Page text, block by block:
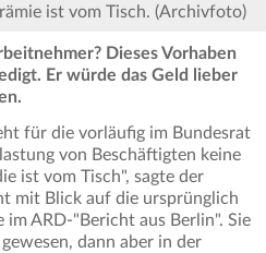
ist vom Tisch. (Archivfoto)
Dieses Vorhaben
Er würde das Geld lieber
für die vorläufig im Bundesrat
von Beschäftigten keine
ist vom Tisch", sagte der
mit Blick auf die ursprünglich
ARD-"Bericht aus Berlin". Sie
dann aber in der